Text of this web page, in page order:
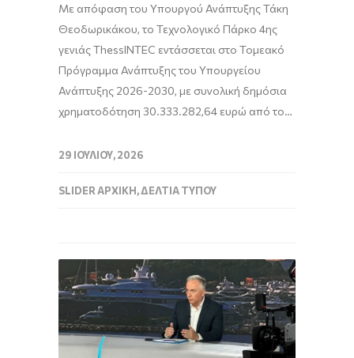
Με απόφαση του Υπουργού Ανάπτυξης Τάκη
Θεοδωρικάκου, το Τεχνολογικό Πάρκο 4ης
γενιάς ThessINTEC εντάσσεται στο Τομεακό
Πρόγραμμα Ανάπτυξης του Υπουργείου
Ανάπτυξης 2026-2030, με συνολική δημόσια
χρηματοδότηση 30.333.282,64 ευρώ από το…
29 ΙΟΥΛΊΟΥ, 2026
SLIDER ΑΡΧΙΚΉ,ΔΕΛΤΊΑ ΤΎΠΟΥ